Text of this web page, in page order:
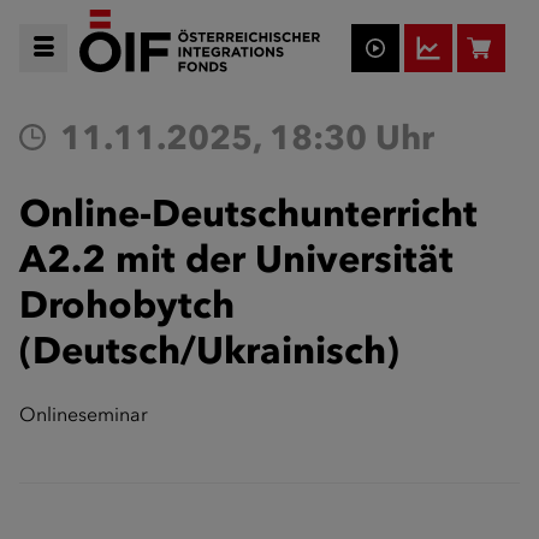
11.11.2025, 18:30 Uhr
Online-Deutschunterricht
A2.2 mit der Universität
Drohobytch
(Deutsch/Ukrainisch)
Onlineseminar